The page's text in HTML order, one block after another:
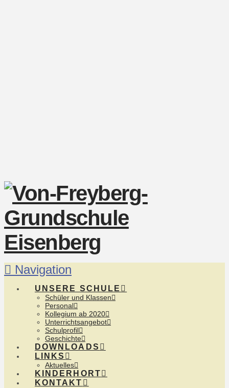
Navigation
UNSERE SCHULE
Schüler und Klassen
Personal
Kollegium ab 2020
Unterrichtsangebot
Schulprofil
Geschichte
DOWNLOADS
LINKS
Aktuelles
KINDERHORT
KONTAKT